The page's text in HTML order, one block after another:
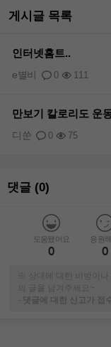
게시글 목록
인터넷홈트..
0 111
e별비
만보기 칼로리도 운
0 75
디쑨
댓글 (0)
도움됐어요
0
응원
0
※ 상대에 대한 비방이나
의 글을 남겨주세요~
-
댓글에 대한 신고가